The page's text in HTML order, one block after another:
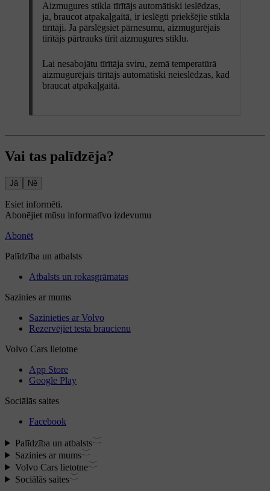
Aizmugures stikla tīrītājs automātiski ieslēdzas,
ja, braucot atpakaļgaitā, ir ieslēgti priekšējie stikla
tīrītāji. Ja pārslēgsiet pārnesumu, aizmugurējais
tīrītājs pārtrauks tīrīt aizmugures stiklu.
Lai nesabojātu tīrītāja sviru, zemā temperatūrā
aizmugurējais tīrītājs automātiski neieslēdzas, kad
braucat atpakaļgaitā.
Vai tas palīdzēja?
Jā Nē